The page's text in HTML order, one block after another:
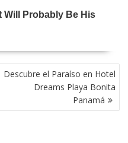
Descubre el Paraíso en Hotel
Dreams Playa Bonita
Panamá